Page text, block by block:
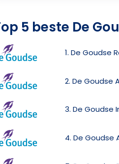
5 beste De
1. De Goudse
2. De Goudse
3. De Goudse
4. De Goudse